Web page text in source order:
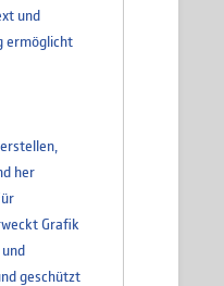
und
ermöglicht
her
Grafik
geschützt